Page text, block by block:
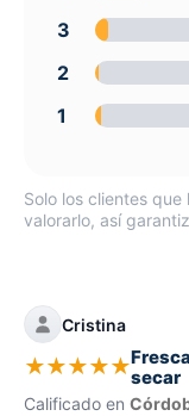
3
2
1
Solo los clientes
valorarlo, así
Cristina
★★★★★secar
Calificado en